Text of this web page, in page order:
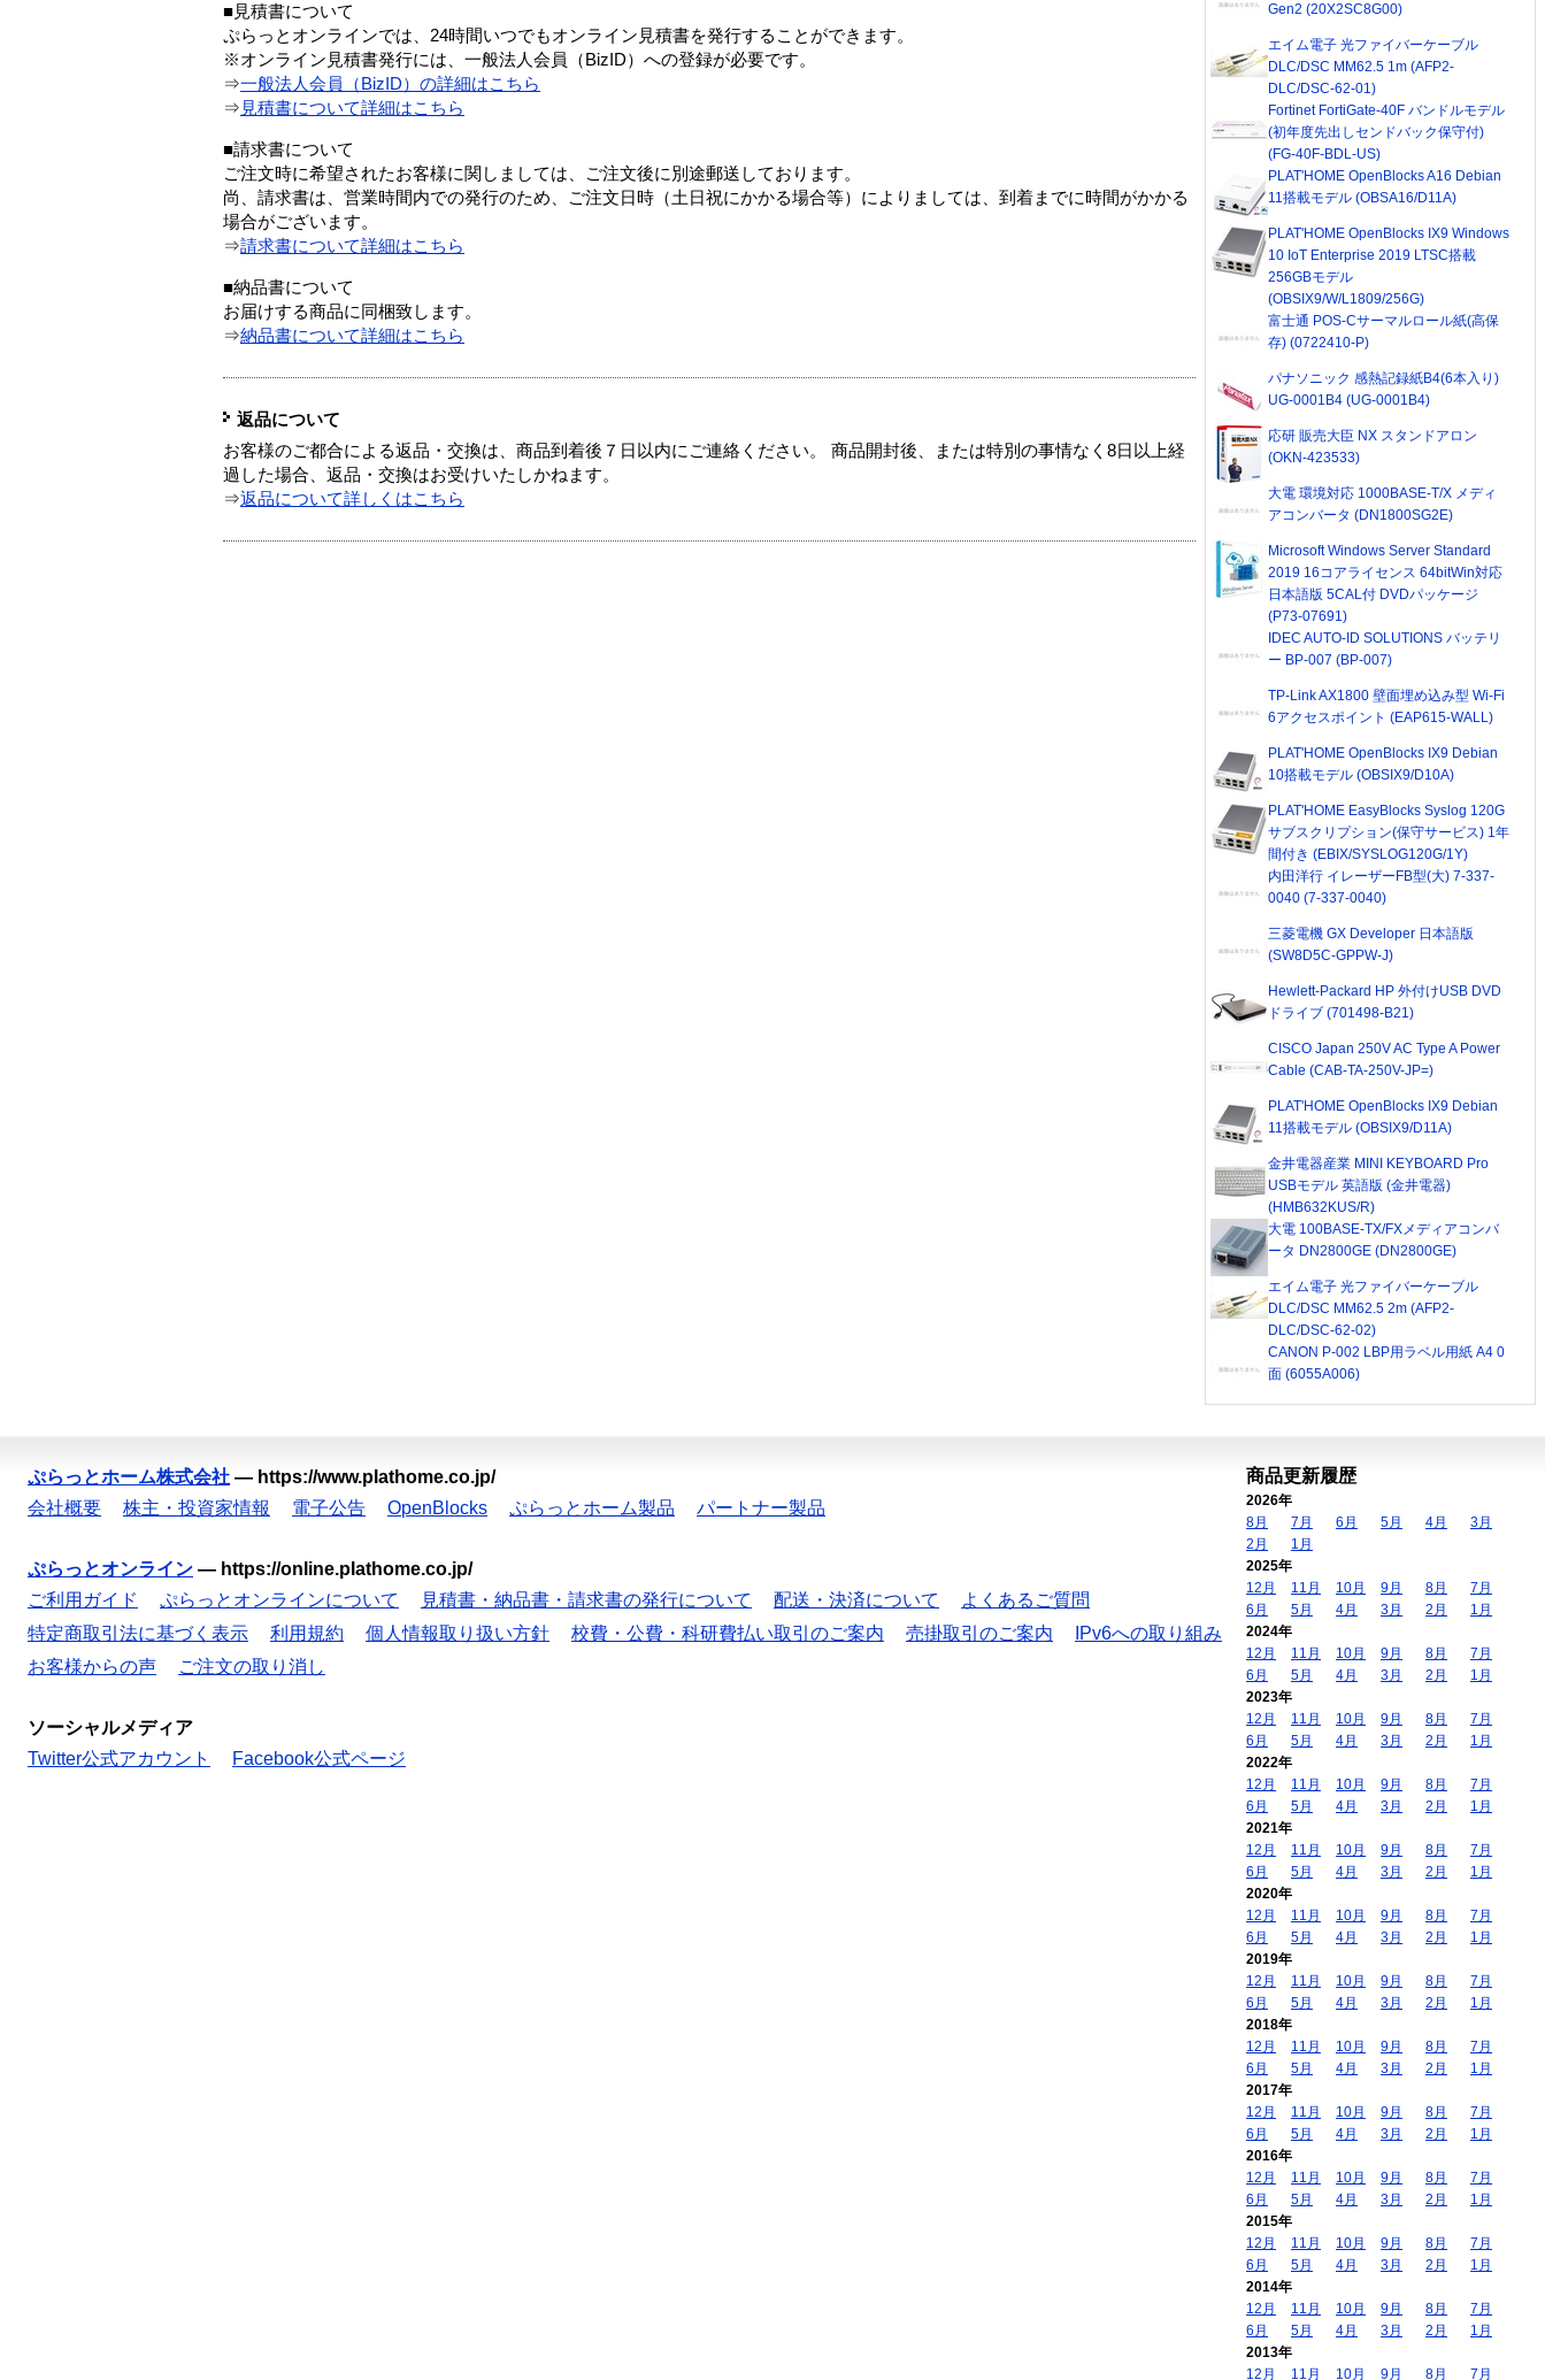
■見積書について
ぷらっとオンラインでは、24時間いつでもオンライン見積書を発行することができます。
※オンライン見積書発行には、一般法人会員（BizID）への登録が必要です。
⇒一般法人会員（BizID）の詳細はこちら
⇒ 見積書について詳細はこちら
■請求書について
ご注文時に希望されたお客様に関しましては、ご注文後に別途郵送しております。
尚、請求書は、営業時間内での発行のため、ご注文日時（土日祝にかかる場合等）によりましては、到着までに時間がかかる
場合がございます。
⇒請求書について詳細はこちら
■納品書について
お届けする商品に同梱致します。
⇒納品書について詳細はこちら
返品について
お客様のご都合による返品・交換は、商品到着後７日以内にご連絡ください。 商品開封後、または特別の事情なく8日以上経
過した場合、返品・交換はお受けいたしかねます。
⇒返品について詳しくはこちら
Gen2 (20X2SC8G00)
エイム電子 光ファイバーケーブル
DLC/DSC MM62.5 1m (AFP2-
DLC/DSC-62-01)
Fortinet FortiGate-40F バンドルモデル
(初年度先出しセンドバック保守付)
(FG-40F-BDL-US)
PLAT'HOME OpenBlocks A16 Debian
11搭載モデル (OBSA16/D11A)
PLAT'HOME OpenBlocks IX9 Windows
10 IoT Enterprise 2019 LTSC搭載
256GBモデル
(OBSIX9/W/L1809/256G)
富士通 POS-Cサーマルロール紙(高保
存) (0722410-P)
パナソニック 感熱記録紙B4(6本入り)
UG-0001B4 (UG-0001B4)
応研 販売大臣 NX スタンドアロン
(OKN-423533)
大電 環境対応 1000BASE-T/X メディ
アコンバータ (DN1800SG2E)
Microsoft Windows Server Standard
2019 16コアライセンス 64bitWin対応
日本語版 5CAL付 DVDパッケージ
(P73-07691)
IDEC AUTO-ID SOLUTIONS バッテリ
ー BP-007 (BP-007)
TP-Link AX1800 壁面埋め込み型 Wi-Fi
6アクセスポイント (EAP615-WALL)
PLAT'HOME OpenBlocks IX9 Debian
10搭載モデル (OBSIX9/D10A)
PLAT'HOME EasyBlocks Syslog 120G
サブスクリプション(保守サービス) 1年
間付き (EBIX/SYSLOG120G/1Y)
内田洋行 イレーザーFB型(大) 7-337-
0040 (7-337-0040)
三菱電機 GX Developer 日本語版
(SW8D5C-GPPW-J)
Hewlett-Packard HP 外付けUSB DVD
ドライブ (701498-B21)
CISCO Japan 250V AC Type A Power
Cable (CAB-TA-250V-JP=)
PLAT'HOME OpenBlocks IX9 Debian
11搭載モデル (OBSIX9/D11A)
金井電器産業 MINI KEYBOARD Pro
USBモデル 英語版 (金井電器)
(HMB632KUS/R)
大電 100BASE-TX/FXメディアコンバ
ータ DN2800GE (DN2800GE)
エイム電子 光ファイバーケーブル
DLC/DSC MM62.5 2m (AFP2-
DLC/DSC-62-02)
CANON P-002 LBP用ラベル用紙 A4 0
面 (6055A006)
ぷらっとホーム株式会社 — https://www.plathome.co.jp/
会社概要
株主・投資家情報 電子公告 OpenBlocks ぷらっとホーム製品 パートナー製品
ぷらっとオンライン — https://online.plathome.co.jp/
ご利用ガイド
ぷらっとオンラインについて 見積書・納品書・請求書の発行について 配送・決済について
よくあるご質問
特定商取引法に基づく表示
利用規約 個人情報取り扱い方針 校費・公費・科研費払い取引のご案内 売掛取引のご案内
IPv6への取り組み
お客様からの声
ご注文の取り消し
ソーシャルメディア
Twitter公式アカウント
Facebook公式ページ
商品更新履歴
2026年
8月
7月 6月 5月 4月
3月
2月
1月
2025年
12月
11月 10月 9月 8月
7月
6月
5月 4月 3月 2月
1月
2024年
12月
11月 10月 9月 8月
7月
6月
5月 4月 3月 2月
1月
2023年
12月
11月 10月 9月 8月
7月
6月
5月 4月 3月 2月
1月
2022年
12月
11月 10月 9月 8月
7月
6月
5月 4月 3月 2月
1月
2021年
12月
11月 10月 9月 8月
7月
6月
5月 4月 3月 2月
1月
2020年
12月
11月 10月 9月 8月
7月
6月
5月 4月 3月 2月
1月
2019年
12月
11月 10月 9月 8月
7月
6月
5月 4月 3月 2月
1月
2018年
12月
11月 10月 9月 8月
7月
6月
5月 4月 3月 2月
1月
2017年
12月
11月 10月 9月 8月
7月
6月
5月 4月 3月 2月
1月
2016年
12月
11月 10月 9月 8月
7月
6月
5月 4月 3月 2月
1月
2015年
12月
11月 10月 9月 8月
7月
6月
5月 4月 3月 2月
1月
2014年
12月
11月 10月 9月 8月
7月
6月
5月 4月 3月 2月
1月
2013年
12月
11月 10月 9月 8月 7月